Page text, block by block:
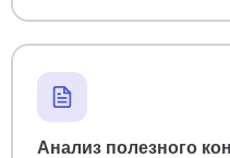
Анализ полезного